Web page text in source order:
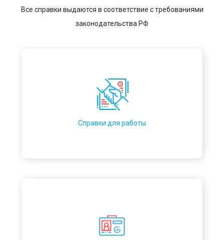
Все справки выдаются в соответствие с требованиями
законодательства РФ
Справки для работы